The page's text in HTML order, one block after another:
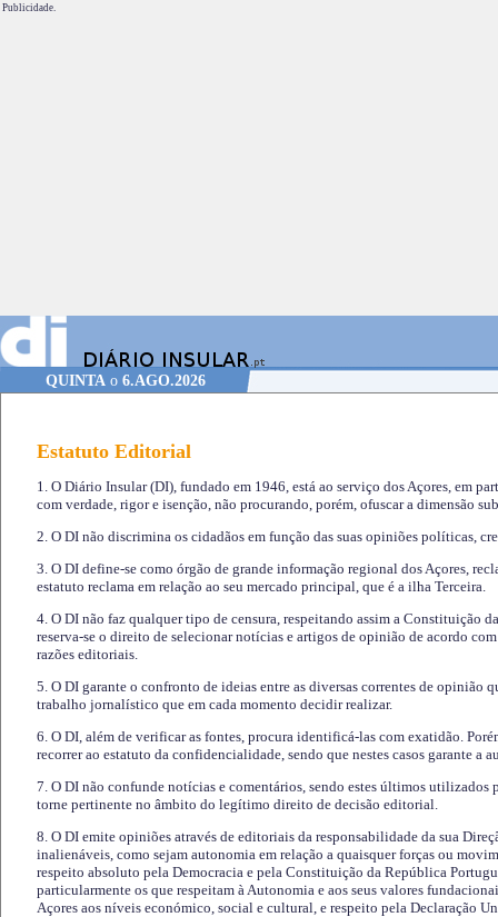
Publicidade.
QUINTAo 6.AGO.2026
Estatuto Editorial
1. O Diário Insular (DI), fundado em 1946, está ao serviço dos Açores, em
com verdade, rigor e isenção, não procurando, porém, ofuscar a dimensão
2. O DI não discrimina os cidadãos em função das suas opiniões políticas,
3. O DI define-se como órgão de grande informação regional dos Açores,
estatuto reclama em relação ao seu mercado principal, que é a ilha Terceira.
4. O DI não faz qualquer tipo de censura, respeitando assim a Constituição
reserva-se o direito de selecionar notícias e artigos de opinião de acordo
razões editoriais.
5. O DI garante o confronto de ideias entre as diversas correntes de opinião
trabalho jornalístico que em cada momento decidir realizar.
6. O DI, além de verificar as fontes, procura identificá-las com exatidão.
recorrer ao estatuto da confidencialidade, sendo que nestes casos garante a
7. O DI não confunde notícias e comentários, sendo estes últimos utilizados
torne pertinente no âmbito do legítimo direito de decisão editorial.
8. O DI emite opiniões através de editoriais da responsabilidade da sua
inalienáveis, como sejam autonomia em relação a quaisquer forças ou
respeito absoluto pela Democracia e pela Constituição da República
particularmente os que respeitam à Autonomia e aos seus valores
Açores aos níveis económico, social e cultural, e respeito pela Declaração